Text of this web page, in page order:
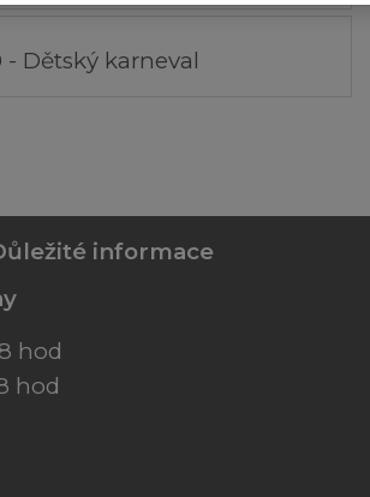
- Dětský karneval
informace
hod
hod